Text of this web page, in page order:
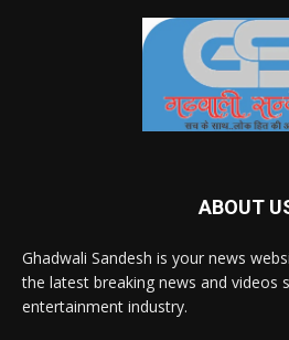
ABOUT
Ghadwali Sandesh is your news
the latest breaking news and videos
entertainment industry.